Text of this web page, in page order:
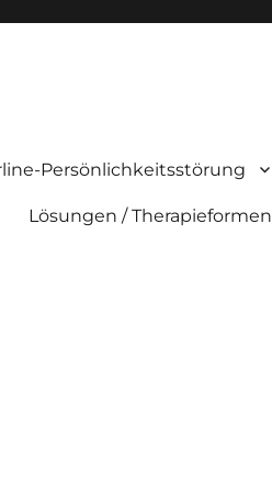
Persönlichkeitsstörung
Lösungen / Therapieformen